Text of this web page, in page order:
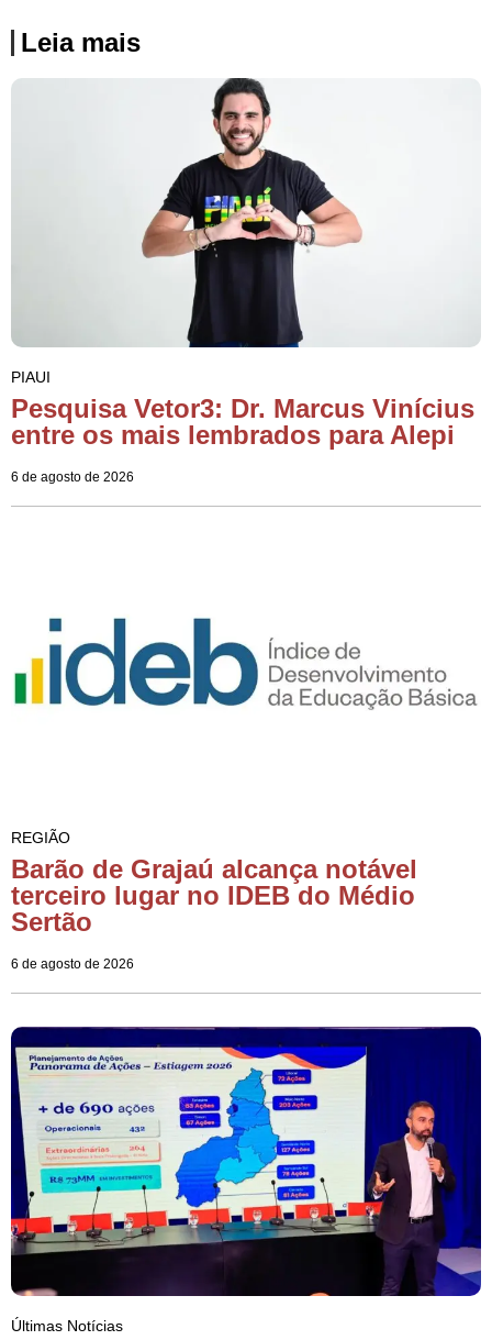
Leia mais
PIAUI
Pesquisa Vetor3: Dr. Marcus Vinícius
entre os mais lembrados para Alepi
6 de agosto de 2026
REGIÃO
Barão de Grajaú alcança notável
terceiro lugar no IDEB do Médio
Sertão
6 de agosto de 2026
Últimas Notícias